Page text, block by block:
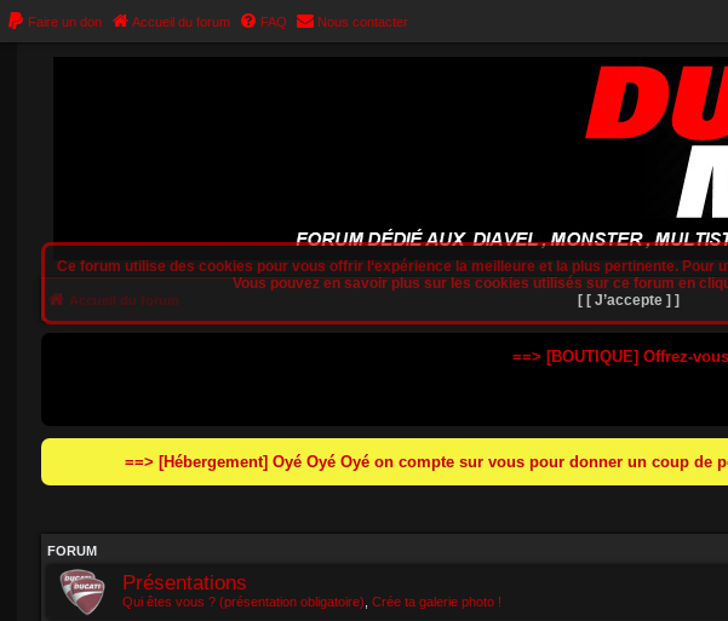
Faire un don Accueil du forum FAQ Nous contacter
Accueil du forum
==> [BOUTIQUE] Offrez-
==> [Hébergement] Oyé Oyé Oyé on compte sur vous pour donner un coup
FORUM
Présentations
Qui êtes vous ? (présentation obligatoire), Crée ta galerie photo !
Ce forum utilise des cookies pour vous offrir l‘expérience la meilleure et la plus pertinente.
Vous pouvez en savoir plus sur les cookies utilisés sur ce forum en
[ [ J’accepte ] ]